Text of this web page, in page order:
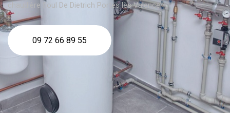
chaudière fioul De Dietrich Portes lès Valence
09 72 66 89 55